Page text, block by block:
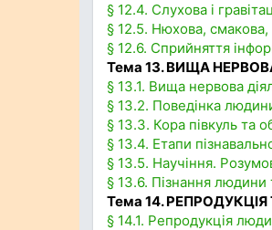
§ 12.4. Слухова і
§ 12.5. Нюхова, смакова,
§ 12.6. Сприйняття
Тема 13. ВИЩА
§ 13.1. Вища нервова
§ 13.2. Поведінка
§ 13.3. Кора півкуль та
§ 13.4. Етапи
§ 13.5. Научіння.
§ 13.6. Пізнання людини
Тема 14.
§ 14.1. Репродукція